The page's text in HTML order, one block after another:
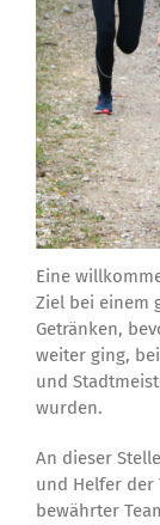
Eine
Ziel bei einem
Getränken,
weiter ging,
und
wurden.
An dieser
und Helfer der
bewährter